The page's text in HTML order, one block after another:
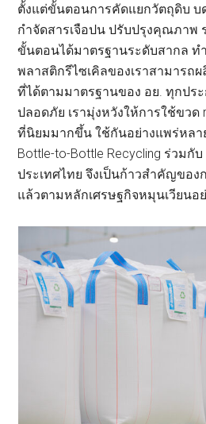
ตั้งแต่ขั้นตอนการคัดแยกวัตถุดิบ บ
กำจัดสารเจือปน ปรับปรุงคุณภาพ
ขั้นตอนได้มาตรฐานระดับสากล ท
พลาสติกรีไซเคิลของเราสามารถผ
ที่ได้ตามมาตรฐานของ อย. ทุกปร
ปลอดภัย เรามุ่งหวังให้การใช้ขวด
ที่นิยมมากขึ้น ใช้กันอย่างแพร่หล
Bottle-to-Bottle Recycling ร่วมกั
ประเทศไทย จึงเป็นก้าวสำคัญขอ
แล้วตามหลักเศรษฐกิจหมุนเวียนอย่